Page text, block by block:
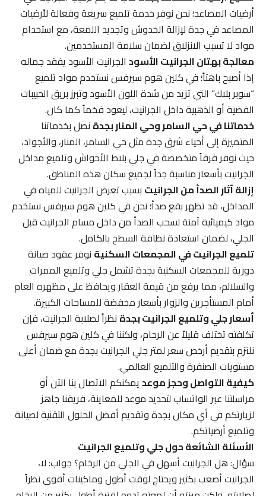
أرضيات المصاعد؛ نحن نوفر خدمة تلميع سريعة وفعالة لأرضيات
المصاعد في جدة لإزالة الخدوش وتجديد اللمعة، مع استخدام
مواد لا تسبب الانزلاق لضمان سلامة المستخدمين.
معالجة بهتان الجرانيت الأسودالجرانيت الأسود يفقد جماله
إذا أصبح باهتاً؛ في كلين هوم سيرفس نستخدم مواد تلميع
“سوبر بلاك” التي تزيد من شدة اللون الأسود وتبرز بريق الحبيبات
الفضية أو الذهبية داخل الجرانيت، ليعود فخماً كما كان.
خدماتنا في حي السامر وحي المنار بجدةنصل بخدماتنا
المتميزة إلى أحياء شرق جدة مثل حي السامر، المنار، والأجواد،
حيث نوفر فرقاً متخصصة في جلي بلاط الأحواش وتلميع مداخل
الجرانيت بأسعار مناسبة جداً لجميع سكان هذه المناطق.
إزالة آثار الصدأ من الجرانيتبسبب تعرض الجرانيت للمياه في
المداخل، قد تظهر بقع صدأ؛ نحن في كلين هوم سيرفس نستخدم
مواد كيميائية آمنة لسحب الصدأ من داخل مسام الجرانيت قبل
الجلي، لضمان استعادة نظافة السطح بالكامل.
تلميع الجرانيت في المجمعات السكنيةنوفر عقود صيانة
دورية للمجمعات السكنية بجدة تشمل جلي وتلميع الممرات
والسلالم، مما يرفع من قيمة العقار ويحافظ على مظهره العام
أمام المستأجرين والزوار بأسعار مخفضة للمساحات الكبيرة.
أسعار جلي وتلميع الجرانيت بجدةنظراً لصلابة الجرانيت، فإن
تكلفته تختلف قليلاً عن الرخام، ولكننا في كلين هوم سيرفس
نلتزم بتقديم أرخص سعر لمتر جلي الجرانيت بجدة مع ضمان أعلى
مستويات الصنفرة والتلميع العالمي.
كيفية التواصل وحجز موعديمكنكم الاتصال بنا الآن أو
مراسلتنا عبر الواتساب لتحديد موعد للمعاينة، فريقنا جاهز
لزيارتكم في أي مكان بجدة وتقديم أفضل الحلول التقنية لصيانة
وتلميع أرضياتكم.
الأسئلة الشائعة حول جلي وتلميع الجرانيت
سؤال: هل الجرانيت أسهل في الجلي من الرخام؟ جواب: لا،
الجرانيت أصعب بكثير ويحتاج لوقت أطول وماكينات أقوى نظراً